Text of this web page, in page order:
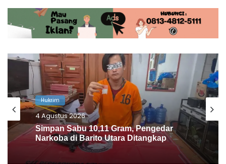
Barito Utara
4 Agustus 2026
PT Pada Idi Gencarkan Penyuluhan
Pencegahan Karhutla